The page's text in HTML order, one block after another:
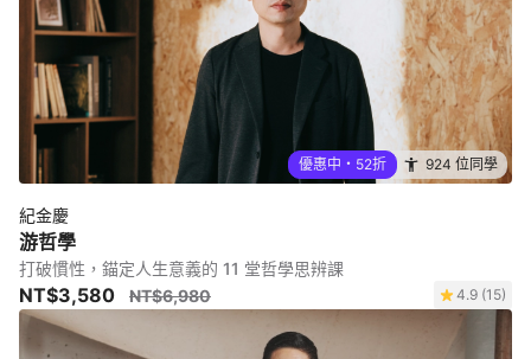
優惠中・52折 924 位同學
紀金慶
游哲學
打破慣性，錨定人生意義的 11 堂哲學思辨課
NT$3,580 NT$6,980 4.9 (15)